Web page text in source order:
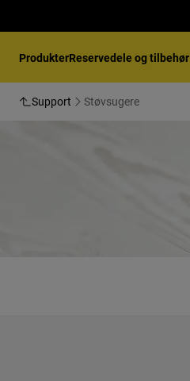
ProdukterReservedele og tilbehør
Support Støvsugere